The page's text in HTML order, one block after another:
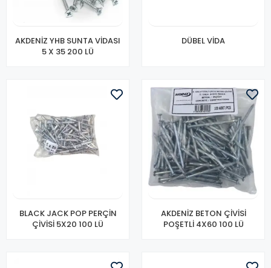
AKDENİZ YHB SUNTA VİDASI
5 X 35 200 LÜ
DÜBEL VİDA
BLACK JACK POP PERÇİN
ÇİVİSİ 5X20 100 LÜ
AKDENİZ BETON ÇİVİSİ
POŞETLİ 4X60 100 LÜ